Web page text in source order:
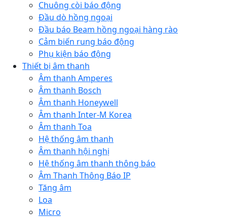
Chuông còi báo động
Đầu dò hồng ngoại
Đầu báo Beam hồng ngoại hàng rào
Cảm biến rung báo động
Phụ kiện báo động
Thiết bị âm thanh
Âm thanh Amperes
Âm thanh Bosch
Âm thanh Honeywell
Âm thanh Inter-M Korea
Âm thanh Toa
Hệ thống âm thanh
Âm thanh hội nghị
Hệ thống âm thanh thông báo
Âm Thanh Thông Báo IP
Tăng âm
Loa
Micro